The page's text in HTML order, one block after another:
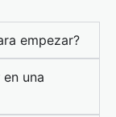
empezar?
una